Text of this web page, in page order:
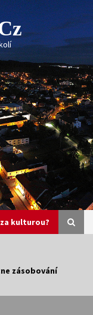
kulturou?
zásobování